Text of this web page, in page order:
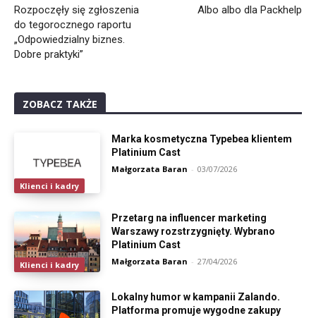
Rozpoczęły się zgłoszenia
do tegorocznego raportu
„Odpowiedzialny biznes.
Dobre praktyki”
Albo albo dla Packhelp
ZOBACZ TAKŻE
Klienci i kadry
Marka kosmetyczna Typebea klientem
Platinium Cast
Małgorzata Baran - 03/07/2026
Klienci i kadry
Przetarg na influencer marketing
Warszawy rozstrzygnięty. Wybrano
Platinium Cast
Małgorzata Baran - 27/04/2026
Lokalny humor w kampanii Zalando.
Platforma promuje wygodne zakupy